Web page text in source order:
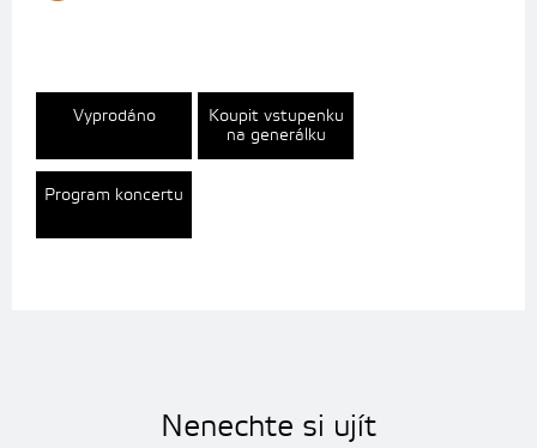
Vyprodáno
Koupit vstupenku
na generálku
Program koncertu
Nenechte si ujít